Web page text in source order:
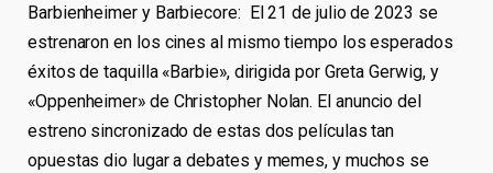
Barbienheimer y Barbiecore: El 21 de julio de 2023 se
estrenaron en los cines al mismo tiempo los esperados
éxitos de taquilla «Barbie», dirigida por Greta Gerwig, y
«Oppenheimer» de Christopher Nolan. El anuncio del
estreno sincronizado de estas dos películas tan
opuestas dio lugar a debates y memes, y muchos se